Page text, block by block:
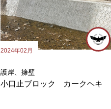
2024年02月
護岸、擁壁
小口止ブロック カークヘキ